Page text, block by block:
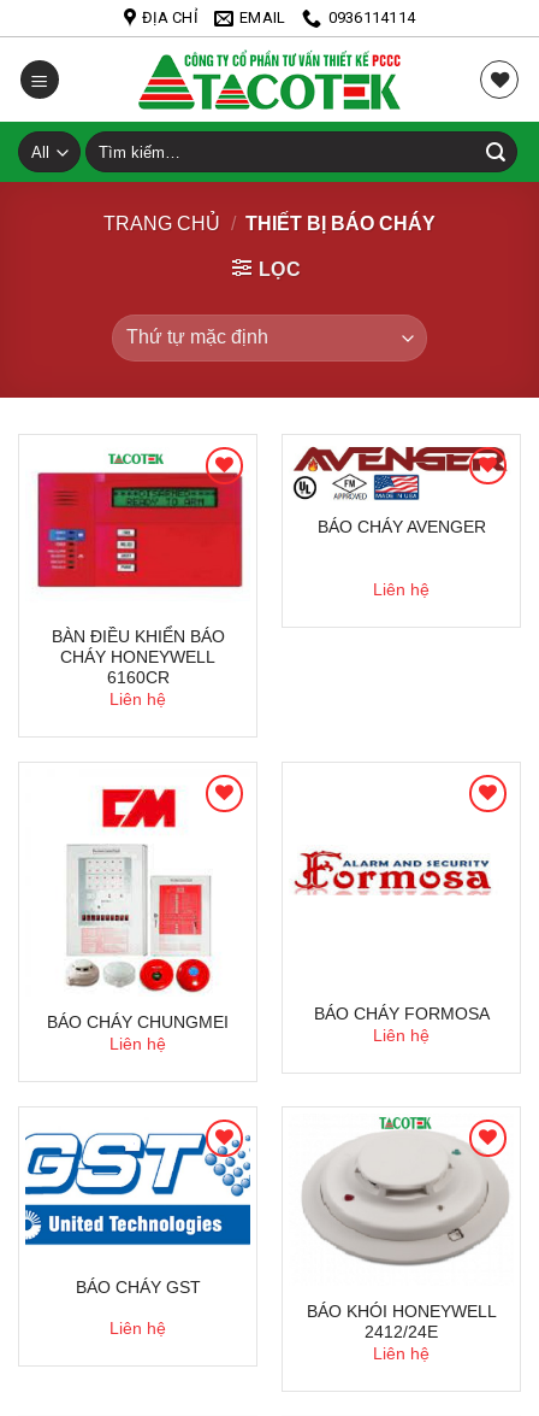
to
content
ĐỊA CHỈ EMAIL 0936114114
Tìm
kiếm:
TRANG CHỦ / THIẾT BỊ BÁO CHÁY
LỌC
BÀN ĐIỀU KHIỂN BÁO
CHÁY HONEYWELL
6160CR
Liên hệ
BÁO CHÁY AVENGER
Liên hệ
BÁO CHÁY CHUNGMEI
Liên hệ
BÁO CHÁY FORMOSA
Liên hệ
BÁO CHÁY GST
Liên hệ
BÁO KHÓI HONEYWELL
2412/24E
Liên hệ